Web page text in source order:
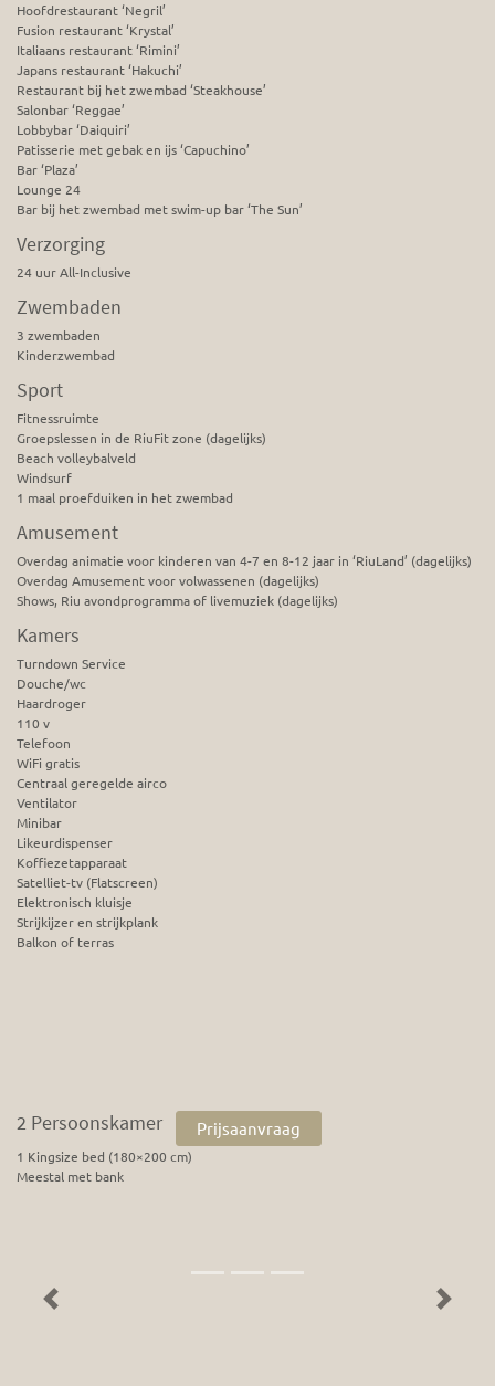
Hoofdrestaurant ‘Negril’
Fusion restaurant ‘Krystal’
Italiaans restaurant ‘Rimini’
Japans restaurant ‘Hakuchi’
Restaurant bij het zwembad ‘Steakhouse’
Salonbar ‘Reggae’
Lobbybar ‘Daiquiri’
Patisserie met gebak en ijs ‘Capuchino’
Bar ‘Plaza’
Lounge 24
Bar bij het zwembad met swim-up bar ‘The Sun’
Verzorging
24 uur All-Inclusive
Zwembaden
3 zwembaden
Kinderzwembad
Sport
Fitnessruimte
Groepslessen in de RiuFit zone (dagelijks)
Beach volleybalveld
Windsurf
1 maal proefduiken in het zwembad
Amusement
Overdag animatie voor kinderen van 4-7 en 8-12 jaar in ‘RiuLand’ (dagelijks)
Overdag Amusement voor volwassenen (dagelijks)
Shows, Riu avondprogramma of livemuziek (dagelijks)
Kamers
Turndown Service
Douche/wc
Haardroger
110 v
Telefoon
WiFi gratis
Centraal geregelde airco
Ventilator
Minibar
Likeurdispenser
Koffiezetapparaat
Satelliet-tv (Flatscreen)
Elektronisch kluisje
Strijkijzer en strijkplank
Balkon of terras
2 Persoonskamer Prijsaanvraag
1 Kingsize bed (180×200 cm)
Meestal met bank
Previous Next